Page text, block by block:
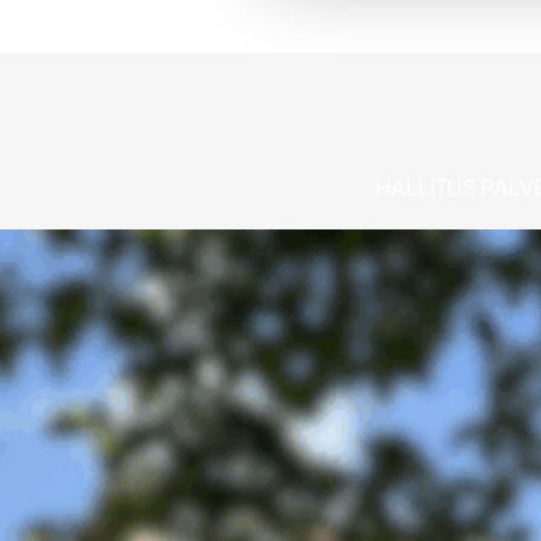
HALLITUS